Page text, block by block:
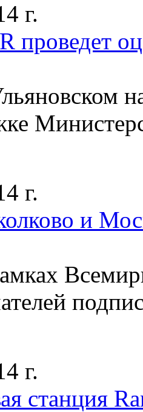
г.
проведет
г.
и
г.
станция